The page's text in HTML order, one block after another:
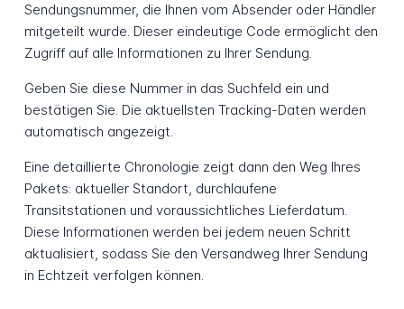
Sendungsnummer, die Ihnen vom Absender oder Händler
mitgeteilt wurde. Dieser eindeutige Code ermöglicht den
Zugriff auf alle Informationen zu Ihrer Sendung.
Geben Sie diese Nummer in das Suchfeld ein und
bestätigen Sie. Die aktuellsten Tracking-Daten werden
automatisch angezeigt.
Eine detaillierte Chronologie zeigt dann den Weg Ihres
Pakets: aktueller Standort, durchlaufene
Transitstationen und voraussichtliches Lieferdatum.
Diese Informationen werden bei jedem neuen Schritt
aktualisiert, sodass Sie den Versandweg Ihrer Sendung
in Echtzeit verfolgen können.